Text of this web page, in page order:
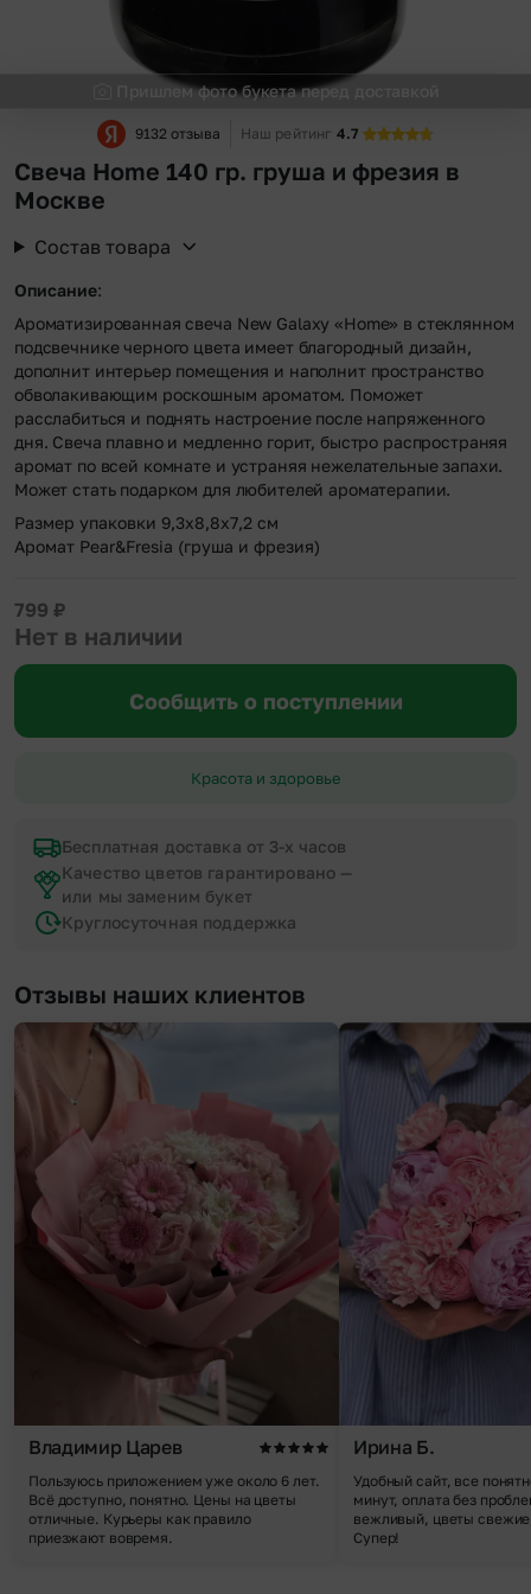
Пришлем фото букета перед доставкой
9132 отзыва Наш рейтинг 4.7
Свеча Home 140 гр. груша и фрезия в
Москве
Состав товара
Описание:
Ароматизированная свеча New Galaxy «Home» в стеклянном
подсвечнике черного цвета имеет благородный дизайн,
дополнит интерьер помещения и наполнит пространство
обволакивающим роскошным ароматом. Поможет
расслабиться и поднять настроение после напряженного
дня. Свеча плавно и медленно горит, быстро распространяя
аромат по всей комнате и устраняя нежелательные запахи.
Может стать подарком для любителей ароматерапии.
Размер упаковки 9,3х8,8х7,2 см
Аромат Pear&Fresia (груша и фрезия)
799 ₽
Нет в наличии
Сообщить о поступлении
Красота и здоровье
Бесплатная доставка от 3-х часов
Качество цветов гарантировано —
или мы заменим букет
Круглосуточная поддержка
Отзывы наших клиентов
Владимир Царев
Пользуюсь приложением уже около 6 лет.
Всё доступно, понятно. Цены на цветы
отличные. Курьеры как правило
приезжают вовремя.
Ирина Б.
Удобный сайт, все
минут, оплата без
вежливый, цветы
Супер!